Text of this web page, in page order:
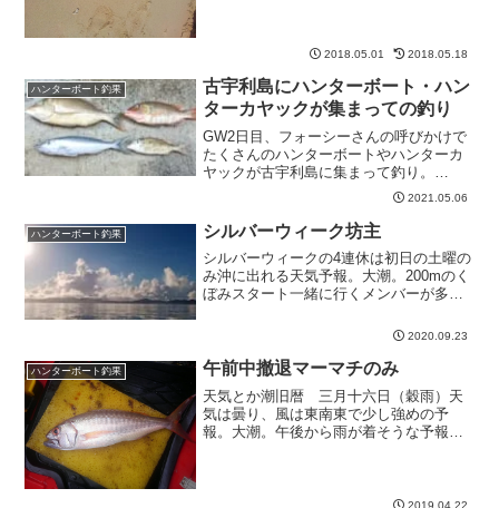
沖には行けず。水深90...
2018.05.01 2018.05.18
ハンターボート釣果
古宇利島にハンターボート・ハン
ターカヤックが集まっての釣り
GW2日目、フォーシーさんの呼びかけで
たくさんのハンターボートやハンターカ
ヤックが古宇利島に集まって釣り。
AM8:00 くらいから釣り開始。それぞれ
島の東側や西側など好きなポイントへ。
私は水深40mありそうな島の北東へ。普
段名護湾で釣りをし...
2021.05.06
ハンターボート釣果 シルバーウィーク坊主
シルバーウィークの4連休は初日の土曜の
み沖に出れる天気予報。大潮。200mのく
ぼみスタート一緒に行くメンバーが多い
に干潮になるためスロープから出発。風
ジギングで全く釣れ...
2020.09.23
ハンターボート釣果 午前中撤退マーマチのみ
天気とか潮旧暦 三月十六日（穀雨）天
気は曇り、風は東南東で少し強めの予
報。大潮。午後から雨が着そうな予報な
あう。彼は日本語が喋れるの... 2019.04.22